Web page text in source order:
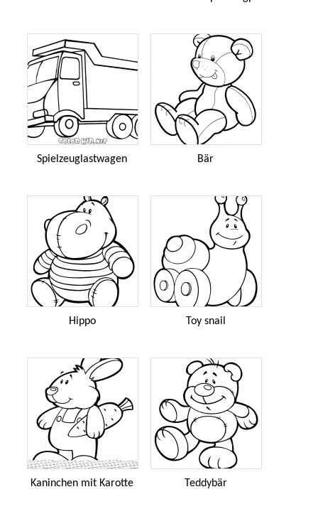
Spielzeuglastwagen Bär
Hippo Toy snail
Kaninchen mit Karotte Teddybär